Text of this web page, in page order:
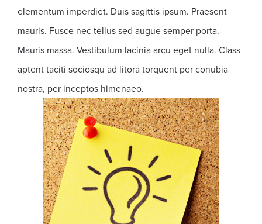
elementum imperdiet. Duis sagittis ipsum. Praesent
mauris. Fusce nec tellus sed augue semper porta.
Mauris massa. Vestibulum lacinia arcu eget nulla. Class
aptent taciti sociosqu ad litora torquent per conubia
nostra, per inceptos himenaeo.